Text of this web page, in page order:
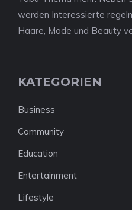
werden Interessierte
Haare, Mode und Beauty
KATEGORIEN
Business
Community
Education
Entertainment
Lifestyle